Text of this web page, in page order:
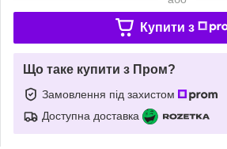
Купити з
Що таке купити з Пром?
Замовлення під захистом
Доступна доставка